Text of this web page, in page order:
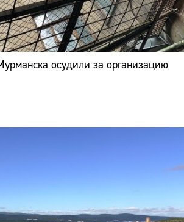
осудили за организацию